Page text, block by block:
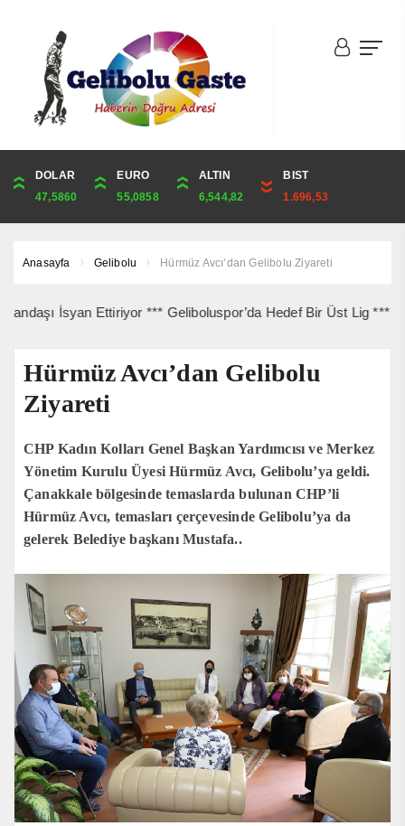
DOLAR
47,5860
EURO
55,0858
ALTIN
6,544,82
BIST
1.696,53
ONS
4,276,98
ALTIN
6,544,82
ÇEYREK
10,700,79
CUMHURİYET
42,969,00
Anasayfa Gelibolu Hürmüz Avcı’dan Gelibolu Ziyareti
İsyan Ettiriyor *** Geliboluspor’da Hedef Bir Üst Lig ***
Hürmüz Avcı’dan Gelibolu
Ziyareti
CHP Kadın Kolları Genel Başkan Yardımcısı ve Merkez
Yönetim Kurulu Üyesi Hürmüz Avcı, Gelibolu’ya geldi.
Çanakkale bölgesinde temaslarda bulunan CHP’li
Hürmüz Avcı, temasları çerçevesinde Gelibolu’ya da
gelerek Belediye başkanı Mustafa..